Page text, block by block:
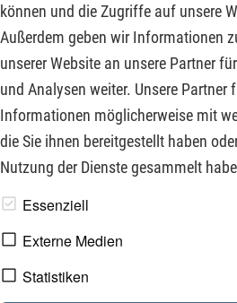
können und die Zugriffe auf unsere
Außerdem geben wir Informationen
unserer Website an unsere Partner
und Analysen weiter. Unsere Partner
Informationen möglicherweise mit
die Sie ihnen bereitgestellt haben
Nutzung der Dienste gesammelt
Essenziell
Externe Medien
Statistiken
ZUM KOMMENTAR
‹‹ ››
www.derfinanzinvestor.de - © 2026 -